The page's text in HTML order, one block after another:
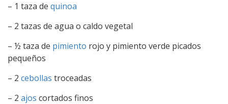
– 1 taza de quinoa
– 2 tazas de agua o caldo vegetal
– ½ taza de pimiento rojo y pimiento verde picados
pequeños
– 2 cebollas troceadas
– 2 ajos cortados finos